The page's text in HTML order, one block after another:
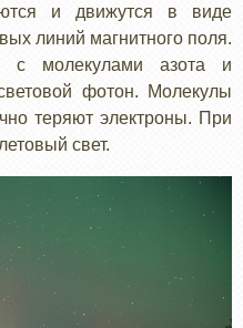
и движутся в виде
линий магнитного поля.
с молекулами азота и
фотон. Молекулы
теряют электроны. При
свет.